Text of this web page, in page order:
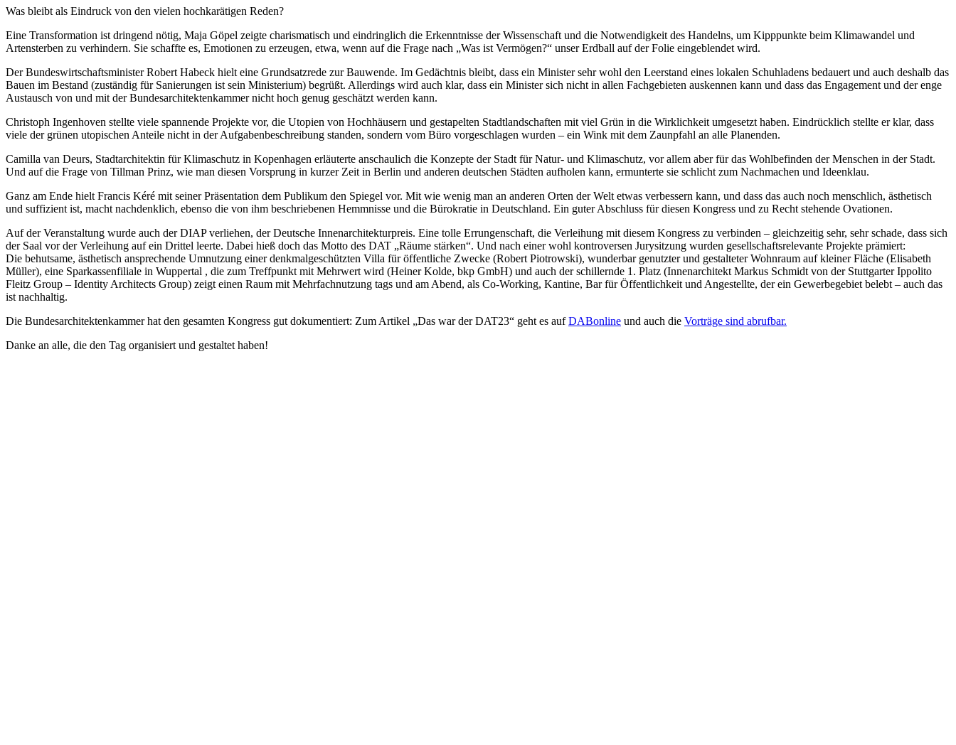
Was bleibt als Eindruck von den vielen hochkarätigen Reden?
Eine Transformation ist dringend nötig, Maja Göpel zeigte charismatisch und eindringlich die Erkenntnisse der Wissenschaft und die Notwendigkeit des Handelns, um Kipppunkte beim Klimawandel und
Artensterben zu verhindern. Sie schaffte es, Emotionen zu erzeugen, etwa, wenn auf die Frage nach „Was ist Vermögen?“ unser Erdball auf der Folie eingeblendet wird.
Der Bundeswirtschaftsminister Robert Habeck hielt eine Grundsatzrede zur Bauwende. Im Gedächtnis bleibt, dass ein Minister sehr wohl den Leerstand eines lokalen Schuhladens bedauert und auch deshalb das
Bauen im Bestand (zuständig für Sanierungen ist sein Ministerium) begrüßt. Allerdings wird auch klar, dass ein Minister sich nicht in allen Fachgebieten auskennen kann und dass das Engagement und der enge
Austausch von und mit der Bundesarchitektenkammer nicht hoch genug geschätzt werden kann.
Christoph Ingenhoven stellte viele spannende Projekte vor, die Utopien von Hochhäusern und gestapelten Stadtlandschaften mit viel Grün in die Wirklichkeit umgesetzt haben. Eindrücklich stellte er klar, dass
viele der grünen utopischen Anteile nicht in der Aufgabenbeschreibung standen, sondern vom Büro vorgeschlagen wurden – ein Wink mit dem Zaunpfahl an alle Planenden.
Camilla van Deurs, Stadtarchitektin für Klimaschutz in Kopenhagen erläuterte anschaulich die Konzepte der Stadt für Natur- und Klimaschutz, vor allem aber für das Wohlbefinden der Menschen in der Stadt.
Und auf die Frage von Tillman Prinz, wie man diesen Vorsprung in kurzer Zeit in Berlin und anderen deutschen Städten aufholen kann, ermunterte sie schlicht zum Nachmachen und Ideenklau.
Ganz am Ende hielt Francis Kéré mit seiner Präsentation dem Publikum den Spiegel vor. Mit wie wenig man an anderen Orten der Welt etwas verbessern kann, und dass das auch noch menschlich, ästhetisch
und suffizient ist, macht nachdenklich, ebenso die von ihm beschriebenen Hemmnisse und die Bürokratie in Deutschland. Ein guter Abschluss für diesen Kongress und zu Recht stehende Ovationen.
Auf der Veranstaltung wurde auch der DIAP verliehen, der Deutsche Innenarchitekturpreis. Eine tolle Errungenschaft, die Verleihung mit diesem Kongress zu verbinden – gleichzeitig sehr, sehr schade, dass sich
der Saal vor der Verleihung auf ein Drittel leerte. Dabei hieß doch das Motto des DAT „Räume stärken“. Und nach einer wohl kontroversen Jurysitzung wurden gesellschaftsrelevante Projekte prämiert:
Die behutsame, ästhetisch ansprechende Umnutzung einer denkmalgeschützten Villa für öffentliche Zwecke (Robert Piotrowski), wunderbar genutzter und gestalteter Wohnraum auf kleiner Fläche (Elisabeth
Müller), eine Sparkassenfiliale in Wuppertal , die zum Treffpunkt mit Mehrwert wird (Heiner Kolde, bkp GmbH) und auch der schillernde 1. Platz (Innenarchitekt Markus Schmidt von der Stuttgarter Ippolito
Fleitz Group – Identity Architects Group) zeigt einen Raum mit Mehrfachnutzung tags und am Abend, als Co-Working, Kantine, Bar für Öffentlichkeit und Angestellte, der ein Gewerbegebiet belebt – auch das
ist nachhaltig.
Die Bundesarchitektenkammer hat den gesamten Kongress gut dokumentiert: Zum Artikel „Das war der DAT23“ geht es aufDABonline und auch die Vorträge sind abrufbar.
Danke an alle, die den Tag organisiert und gestaltet haben!